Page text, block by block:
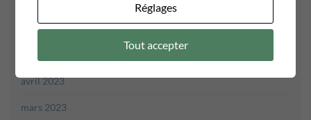
juin 2023
avril 2023
mars 2023
Réglages
Tout accepter